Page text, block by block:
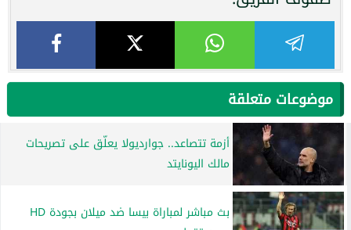
موضوعات متعلقة
أزمة تتصاعد.. جوارديولا يعلّق على تصريحات
مالك اليونايتد
بث مباشر لمباراة بيسا ضد ميلان بجودة HD